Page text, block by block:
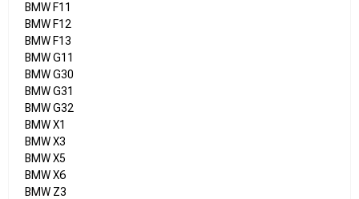
BMW F11
BMW F12
BMW F13
BMW G11
BMW G30
BMW G31
BMW G32
BMW X1
BMW X3
BMW X5
BMW X6
BMW Z3